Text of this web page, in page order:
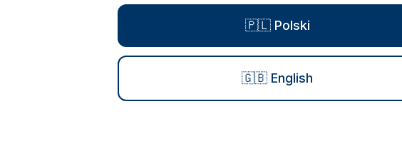
🇵🇱 Polski
🇬🇧 English